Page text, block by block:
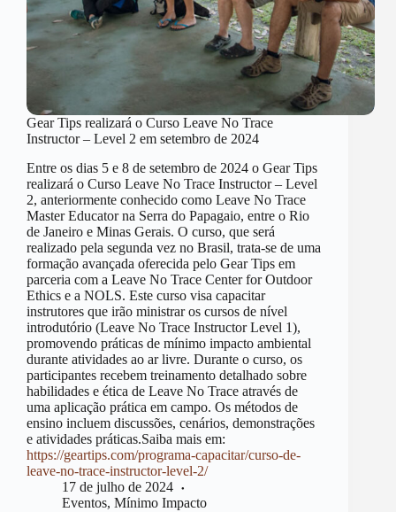
Gear Tips realizará o Curso Leave No Trace
Instructor – Level 2 em setembro de 2024
Entre os dias 5 e 8 de setembro de 2024 o Gear Tips
realizará o Curso Leave No Trace Instructor – Level
2, anteriormente conhecido como Leave No Trace
Master Educator na Serra do Papagaio, entre o Rio
de Janeiro e Minas Gerais. O curso, que será
realizado pela segunda vez no Brasil, trata-se de uma
formação avançada oferecida pelo Gear Tips em
parceria com a Leave No Trace Center for Outdoor
Ethics e a NOLS. Este curso visa capacitar
instrutores que irão ministrar os cursos de nível
introdutório (Leave No Trace Instructor Level 1),
promovendo práticas de mínimo impacto ambiental
durante atividades ao ar livre. Durante o curso, os
participantes recebem treinamento detalhado sobre
habilidades e ética de Leave No Trace através de
uma aplicação prática em campo. Os métodos de
ensino incluem discussões, cenários, demonstrações
e atividades práticas.Saiba mais em:
https://geartips.com/programa-capacitar/curso-de-
leave-no-trace-instructor-level-2/
17 de julho de 2024
Eventos, Mínimo Impacto